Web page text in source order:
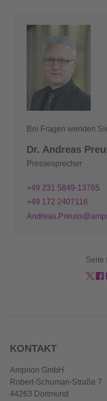
Bei Fragen wenden
Dr. Andreas
Pressesprecher
+49 231 5849-13785
+49 172 2407116
Seite
KONTAKT
Amprion GmbH
Robert-Schuman-Straße 7
44263 Dortmund